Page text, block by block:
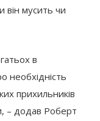
він мусить чи
в
необхідність
прихильників
– додав Роберт